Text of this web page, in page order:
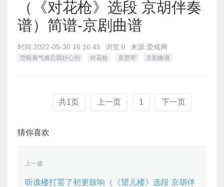
（《对花枪》选段 京胡伴奏
谱）简谱-京剧曲谱
时间:2022-05-30 16:10:45 浏览:0 来源:爱戏网
空盼着气难忍我好心伤 对花枪 袁慧琴 京剧曲谱
共1页 上一页 1 下一页
猜你喜欢
上一篇
听谯楼打罢了初更鼓响（《望儿楼》选段 京胡伴